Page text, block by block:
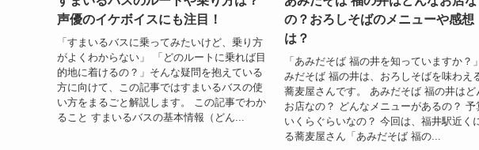
声優のイケボイスにも注目！
「すまいるバスに乗ってみたいけど、乗り方
がよくわからない」 「どのルートに乗れば目
的地に着けるの？」そんな疑問を抱えている
方に向けて、この記事ではすまいるバスの使
い方をまるごと解説します。 この記事でわか
ること すまいるバスの基本情報（どん...
の？おろしそばのメニューや感想
は？
「あみだそば 福の井を知っていますか？
みだそば 福の井は、おろしそばを味わえ
蕎麦屋さんです。 あみだそば 福の井はど
お店なの？ どんなメニューがあるの？ 予
いくらぐらいなの？ 今回は、福井駅近く
る蕎麦屋さん「あみだそば 福の...